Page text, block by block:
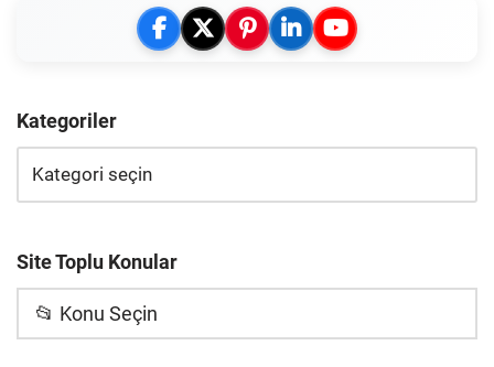
Kategoriler
Site Toplu Konular
📂 Konu Seçin